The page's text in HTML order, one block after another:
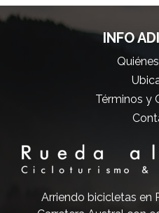
INFO
Términos y
Arriendo bicicletas en